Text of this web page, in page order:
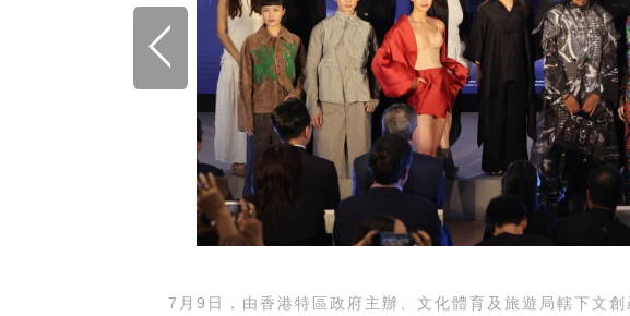
7月9日，由香港特區政府主辦、文化體育及旅遊局轄下文創